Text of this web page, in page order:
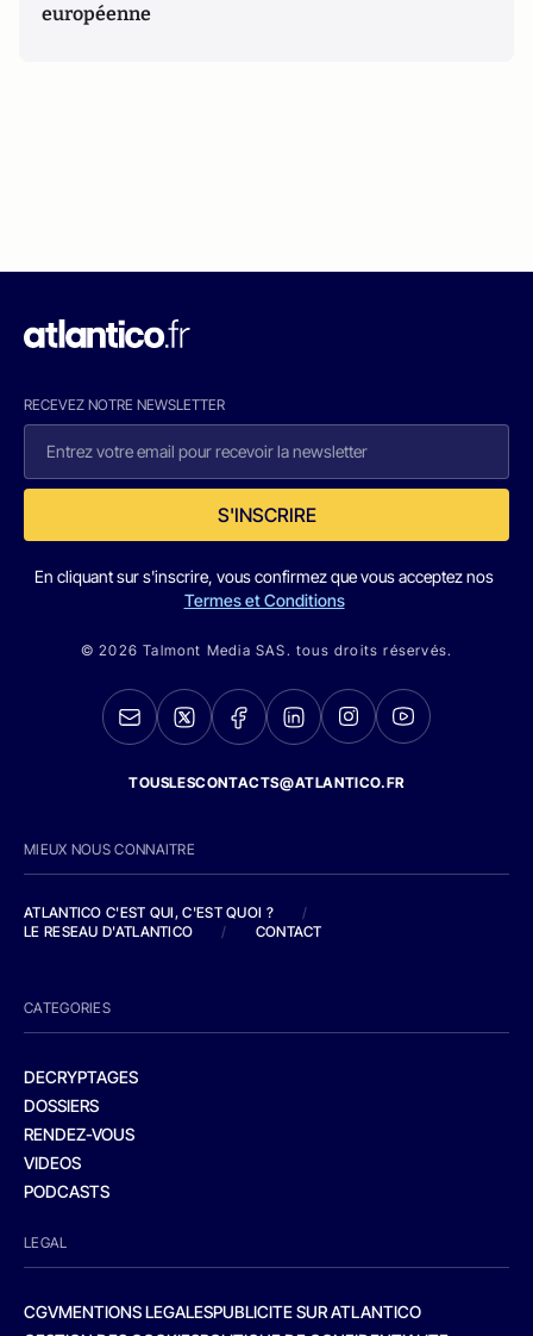
européenne
RECEVEZ NOTRE NEWSLETTER
S'INSCRIRE
En cliquant sur s'inscrire, vous confirmez que vous acceptez nos
Termes et Conditions
© 2026 Talmont Media SAS. tous droits réservés.
TOUSLESCONTACTS@ATLANTICO.FR
MIEUX NOUS CONNAITRE
ATLANTICO C'EST QUI, C'EST QUOI ?
/
LE RESEAU D'ATLANTICO
/ CONTACT
CATEGORIES
DECRYPTAGES
DOSSIERS
RENDEZ-VOUS
VIDEOS
PODCASTS
LEGAL
CGVMENTIONS LEGALESPUBLICITE SUR ATLANTICO